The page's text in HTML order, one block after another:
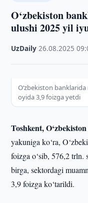
O‘zbekiston
ulushi 2025 yil
UzDaily ·26.08.2025 ·
O‘zbekiston
oyida 3,9 foizga yetdi
Toshkent,
yakuniga ko‘ra,
foizga o‘sib, 576,2 trln.
birga, sektordagi
3,9 foizga ko‘tarildi.